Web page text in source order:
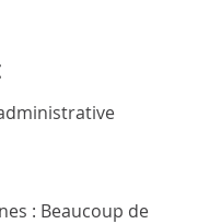
: Beaucoup de